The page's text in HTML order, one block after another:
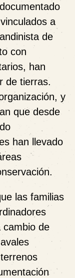
a
de
con
han
de tierras.
y
que desde
han llevado
las familias
cambio de